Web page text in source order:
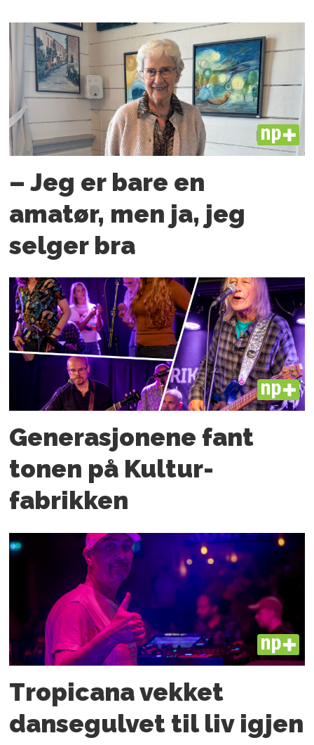
PLUS
– Jeg er bare en
amatør, men ja, jeg
selger bra
PLUS
Generasjonene fant
tonen på Kultur­
fabrikken
PLUS
Tropicana vekket
dansegulvet til liv igjen